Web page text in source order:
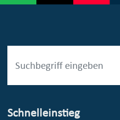
Schnelleinstieg